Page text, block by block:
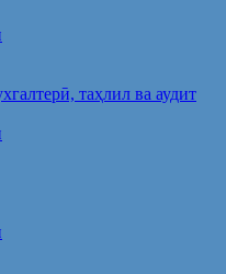
таҳлил ва аудит